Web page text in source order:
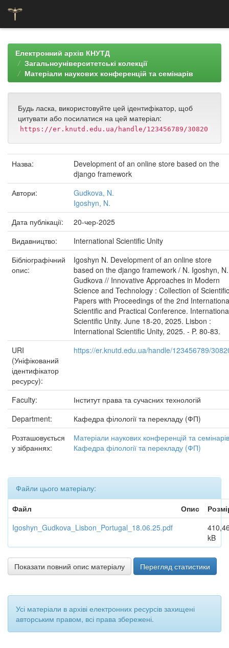
navigationЕлектронний архів КНУТД
Загальноуніверситетські колекції
Матеріали наукових конференцій та семінарів
Будь ласка, використовуйте цей ідентифікатор, щоб
цитувати або посилатися на цей матеріал:
https://er.knutd.edu.ua/handle/123456789/30820
Назва:
Development of an online store based on the
django framework
Автори:
Gudkova, N.
Igoshyn, N.
Дата публікації:
20-чер-2025
Видавництво:
International Scientific Unity
Бібліографічний
опис:
Igoshyn N. Development of an online store
based on the django framework / N. Igoshyn, N.
Gudkova // Innovative Approaches in Modern
Science and Technology : Collection of Scientific
Papers with Proceedings of the 2nd
Scientific and Practical Conference.
Scientific Unity. June 18-20, 2025. Lisbon :
International Scientific Unity, 2025. - P. 80-83.
URI
(Уніфікований
ідентифікатор
ресурсу):
https://er.knutd.edu.ua/handle/123456789/
Faculty:
Інститут права та сучасних технологій
Department:
Кафедра філології та перекладу (ФП)
Розташовується
у зібраннях:
Матеріали наукових конференцій та семінарів
Кафедра філології та перекладу (ФП)
Файли цього матеріалу:
Файл
Опис
Igoshyn_Gudkova_Lisbon_Portugal_18.06.25.pdf
kB
Показати повний опис матеріалу Перегляд статистики
Усі матеріали в архіві електронних ресурсів захищені
авторським правом, всі права збережені.